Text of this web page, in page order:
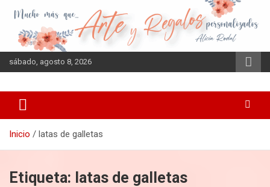
contenido
sábado, agosto 8, 2026
Inicio latas de galletas
Etiqueta: latas de galletas